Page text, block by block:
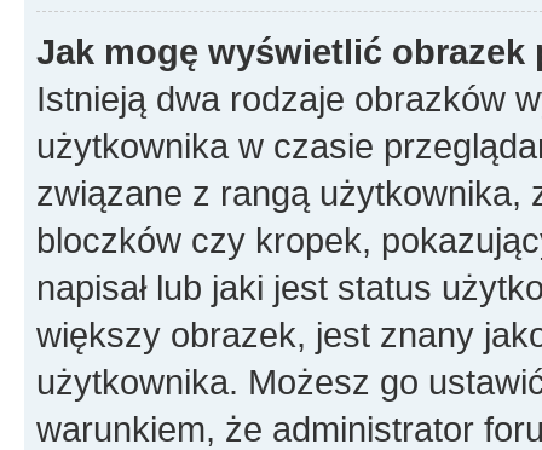
Jak mogę wyświetlić
Istnieją dwa rodzaje obrazków
użytkownika w czasie
związane z rangą użytkownika,
bloczków czy kropek,
napisał lub jaki jest status
większy obrazek, jest znany
użytkownika. Możesz go
warunkiem, że administrator